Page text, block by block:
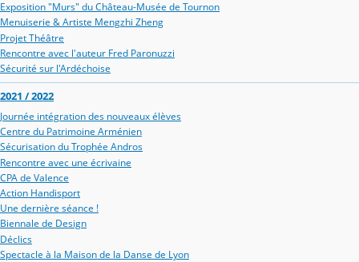
Exposition "Murs" du Château-Musée de Tournon
Menuiserie & Artiste Mengzhi Zheng
Projet Théâtre
Rencontre avec l'auteur Fred Paronuzzi
Sécurité sur l'Ardéchoise
2021 / 2022
Journée intégration des nouveaux élèves
Centre du Patrimoine Arménien
Sécurisation du Trophée Andros
Rencontre avec une écrivaine
CPA de Valence
Action Handisport
Une dernière séance !
Biennale de Design
Déclics
Spectacle à la Maison de la Danse de Lyon